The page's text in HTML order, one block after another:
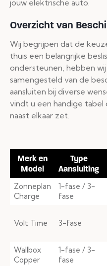
jouw elektrische auto.
Overzicht van
Wij begrijpen dat de
thuis een belangrijke
ondersteunen, hebben
samengesteld van de
aansluiten bij diverse
vindt u een handige tabel
naast elkaar zet.
Merk en
Model
Type
Aansluiting
Zonneplan
Charge
1-fase / 3-
fase
Volt Time 3-fase
Wallbox
Copper
1-fase / 3-
fase